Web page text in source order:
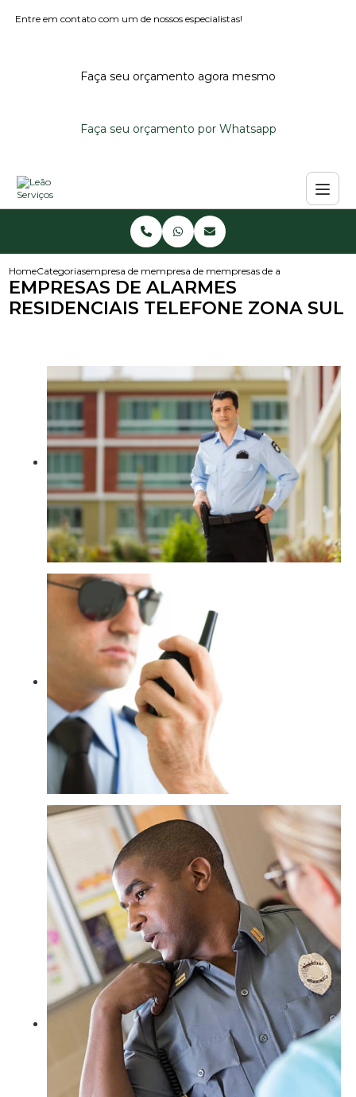
Entre em contato com um de nossos especialistas!
Faça seu orçamento agora mesmo
Faça seu orçamento por Whatsapp
HomeCategoriasempresa de monitoramento de alarmes
empresa de monitoramento de alarme
empresas de alarmes
EMPRESAS DE ALARMES
RESIDENCIAIS TELEFONE ZONA SUL